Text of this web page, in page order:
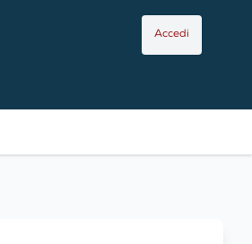
Accedi